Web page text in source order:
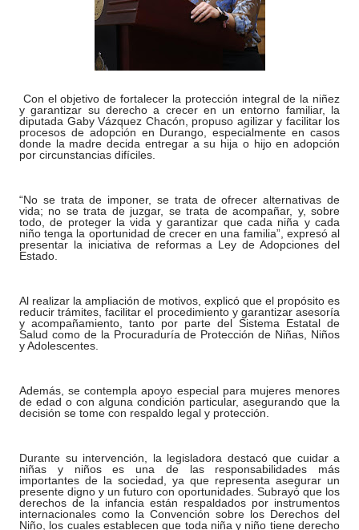
Con el objetivo de fortalecer la protección integral de la niñez
y garantizar su derecho a crecer en un entorno familiar, la
diputada Gaby Vázquez Chacón, propuso agilizar y facilitar los
procesos de adopción en Durango, especialmente en casos
donde la madre decida entregar a su hija o hijo en adopción
por circunstancias difíciles.
“No se trata de imponer, se trata de ofrecer alternativas de
vida; no se trata de juzgar, se trata de acompañar, y, sobre
todo, de proteger la vida y garantizar que cada niña y cada
niño tenga la oportunidad de crecer en una familia”, expresó al
presentar la iniciativa de reformas a Ley de Adopciones del
Estado.
Al realizar la ampliación de motivos, explicó que el propósito es
reducir trámites, facilitar el procedimiento y garantizar asesoría
y acompañamiento, tanto por parte del Sistema Estatal de
Salud como de la Procuraduría de Protección de Niñas, Niños
y Adolescentes.
Además, se contempla apoyo especial para mujeres menores
de edad o con alguna condición particular, asegurando que la
decisión se tome con respaldo legal y protección.
Durante su intervención, la legisladora destacó que cuidar a
niñas y niños es una de las responsabilidades más
importantes de la sociedad, ya que representa asegurar un
presente digno y un futuro con oportunidades. Subrayó que los
derechos de la infancia están respaldados por instrumentos
internacionales como la Convención sobre los Derechos del
Niño, los cuales establecen que toda niña y niño tiene derecho